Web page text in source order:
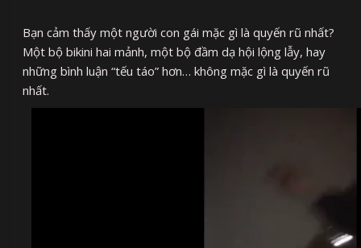
Bạn cảm thấy một người con gái mặc gì là quyến rũ nhất?
Một bộ bikini hai mảnh, một bộ đầm dạ hội lộng lẫy, hay
những bình luận “tếu táo” hơn… không mặc gì là quyến rũ
nhất.